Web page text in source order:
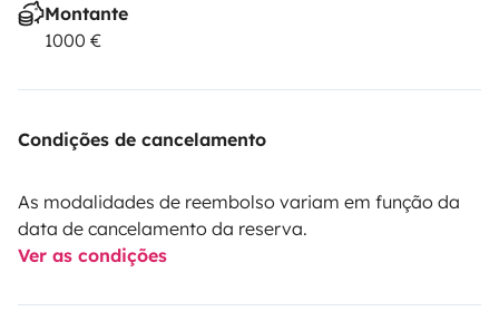
Montante
1000 €
Condições de cancelamento
As modalidades de reembolso variam em função da
data de cancelamento da reserva.
Ver as condições